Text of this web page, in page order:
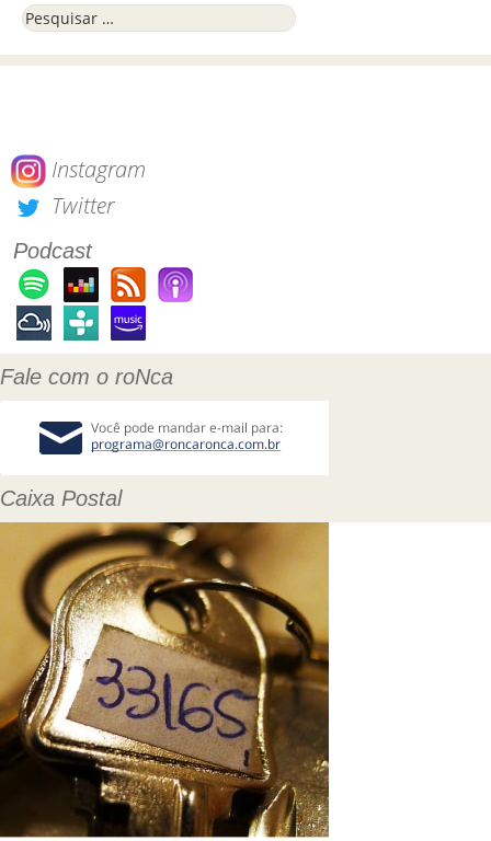
Pesquisar por:
Instagram
Twitter
Podcast
Fale com o roNca
Caixa Postal